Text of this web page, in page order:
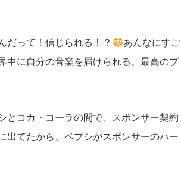
だって！信じられる！？
あんなにすご
中に自分の音楽を届けられる、最高のプ
とコカ・コーラの間で、スポンサー契約
てたから、ペプシがスポンサーのハー